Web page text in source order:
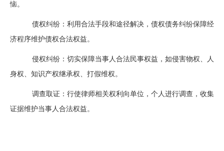
恼。
债权纠纷：利用合法手段和途径解决，债权债务纠纷保障经
济程序维护债权合法权益。
侵权纠纷：切实保障当事人合法民事权益，如侵害物权、人
身权、知识产权继承权、打假维权。
调查取证：行使律师相关权利向单位，个人进行调查，收集
证据维护当事人合法权益。